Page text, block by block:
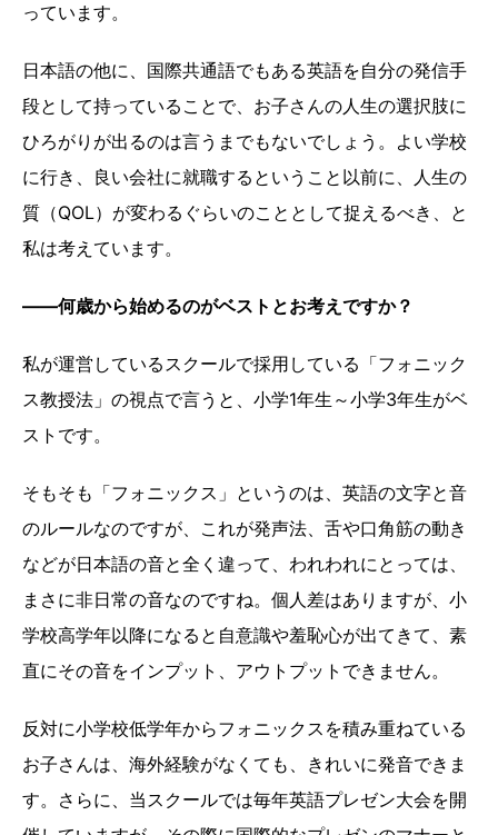
っています。
日本語の他に、国際共通語でもある英語を自分の発信手
段として持っていることで、お子さんの人生の選択肢に
ひろがりが出るのは言うまでもないでしょう。よい学校
に行き、良い会社に就職するということ以前に、人生の
質（QOL）が変わるぐらいのこととして捉えるべき、と
私は考えています。
――何歳から始めるのがベストとお考えですか？
私が運営しているスクールで採用している「フォニック
ス教授法」の視点で言うと、小学1年生～小学3年生がベ
ストです。
そもそも「フォニックス」というのは、英語の文字と音
のルールなのですが、これが発声法、舌や口角筋の動き
などが日本語の音と全く違って、われわれにとっては、
まさに非日常の音なのですね。個人差はありますが、小
学校高学年以降になると自意識や羞恥心が出てきて、素
直にその音をインプット、アウトプットできません。
反対に小学校低学年からフォニックスを積み重ねている
お子さんは、海外経験がなくても、きれいに発音できま
す。さらに、当スクールでは毎年英語プレゼン大会を開